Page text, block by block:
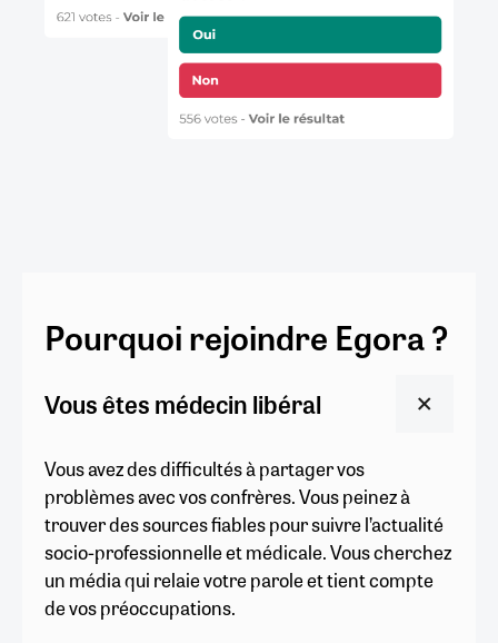
Pourquoi rejoindre Egora ?
Vous êtes médecin libéral
Vous avez des difficultés à partager vos
problèmes avec vos confrères. Vous peinez à
trouver des sources fiables pour suivre l’actualité
socio-professionnelle et médicale. Vous cherchez
un média qui relaie votre parole et tient compte
de vos préoccupations.